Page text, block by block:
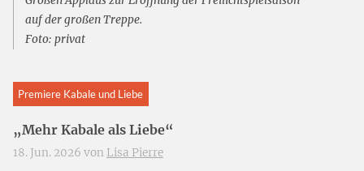
auf der großen Treppe.
Foto: privat
Premiere Kabale und Liebe
„Mehr Kabale als Liebe“
18. Jun. 2026 von Lisa Pierre